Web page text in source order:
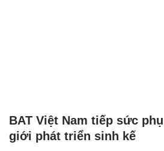
BAT Việt Nam tiếp sức
giới phát triển sinh kế